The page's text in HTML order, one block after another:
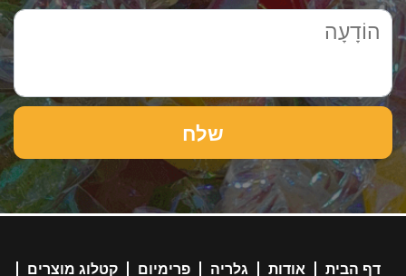
דף הבית אודות גלריה פרימיום קטלוג מוצרים